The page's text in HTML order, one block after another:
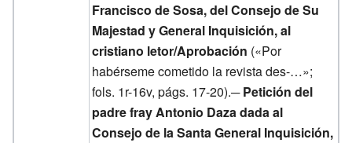
Francisco de Sosa, del Consejo de Su
Majestad y General Inquisición, al
cristiano letor/Aprobación («Por
habérseme cometido la revista des-…»;
fols. 1r-16v, págs. 17-20).─Petición del
padre fray Antonio Daza dada al
Consejo de la Santa General Inquisición,